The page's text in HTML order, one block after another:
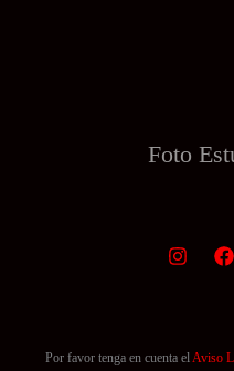
Foto
Por favor tenga en cuenta elAviso